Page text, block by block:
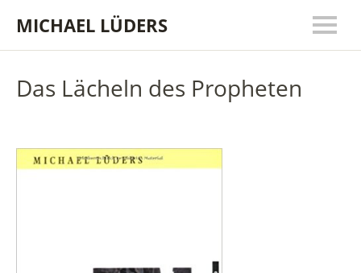
MICHAEL LÜDERS
Das Lächeln des Propheten